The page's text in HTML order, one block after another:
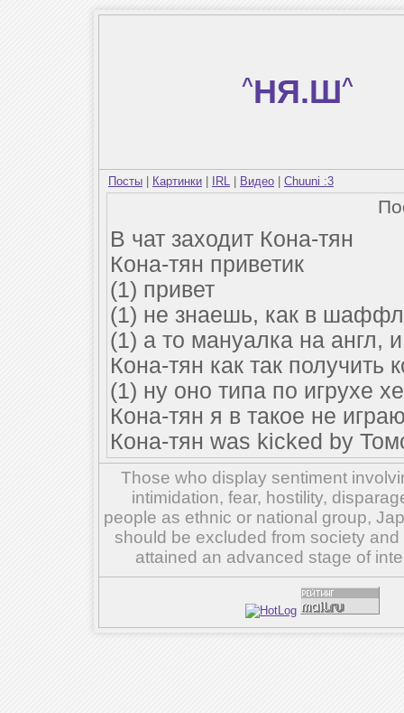
^НЯ.Ш^
Посты Картинки IRL Видео Chuuni :3
В чат заходит Кона-тян
Кона-тян приветик
(1) привет
(1) не знаешь, как в
(1) а то мануалка на англ,
Кона-тян как так
(1) ну оно типа по игрухе
Кона-тян я в такое не
Кона-тян was kicked by
Those who display sentiment
intimidation, fear, hostility,
people as ethnic or national group,
should be excluded from society
attained an advanced stage of